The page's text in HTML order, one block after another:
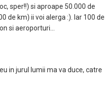
sper!!) si aproape 50.000 de
de km) ii voi alerga :). Iar 100 de
si aeroporturi…
in jurul lumii ma va duce, catre